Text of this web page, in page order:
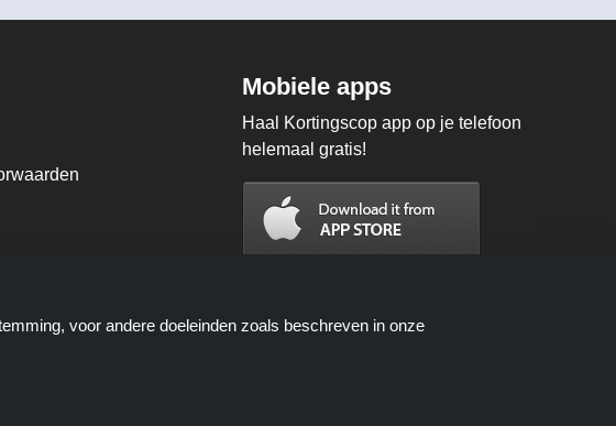
Mobiele apps
Haal Kortingscop app op je telefoon
helemaal gratis!
voor andere doeleinden zoals beschreven in onze